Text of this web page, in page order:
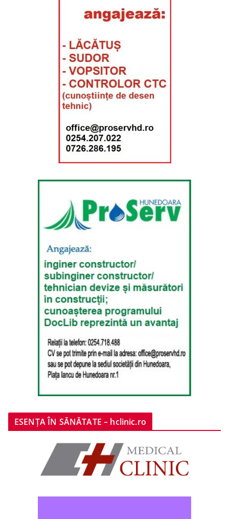
ESENȚA ÎN SĂNĂTATE – hclinic.ro